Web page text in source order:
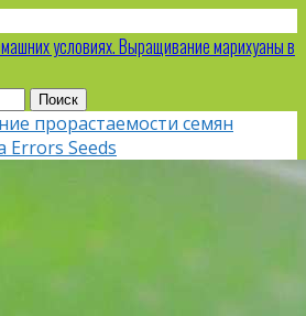
условиях. Выращивание марихуаны в
прорастаемости семян
Errors Seeds